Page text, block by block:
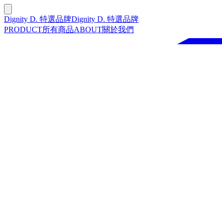
Dignity D. 特選品牌Dignity D. 特選品牌
PRODUCT所有商品ABOUT關於我們